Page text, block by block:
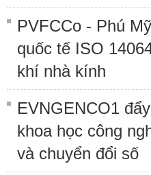
PVFCCo - Phú
quốc tế ISO
khí nhà kính
EVNGENCO1
khoa học công
và chuyển đổi số